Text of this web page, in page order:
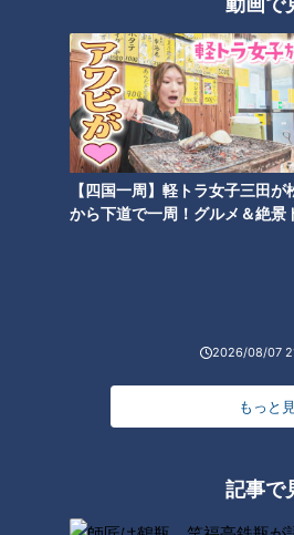
【四国一周】軽トラ女子三田が
から下道で一周！グルメ＆絶景
2026/08/07
もっと
記事で
た。4月から6月まではアオリイカが
友廣アナは「こんなキレイな場所が
き通り具合！」と楽しそうに砂浜を
友廣アナは、この海に10年以上通っ
事のおいしい店をリサーチ。しかし
く、賀田（かた）町や新鹿（あたし
「食べたかった！」 漁師町